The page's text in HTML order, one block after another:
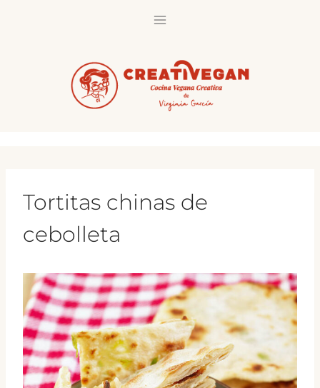
Tortitas chinas de
cebolleta